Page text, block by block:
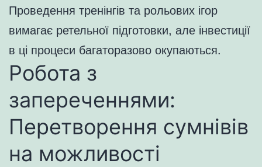
Проведення тренінгів та рольових ігор
вимагає ретельної підготовки, але інвестиції
в ці процеси багаторазово окупаються.
Робота з
запереченнями:
Перетворення сумнівів
на можливості